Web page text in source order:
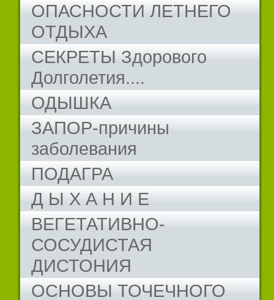
ОПАСНОСТИ ЛЕТНЕГО
ОТДЫХА
СЕКРЕТЫ Здорового
Долголетия....
ОДЫШКА
ЗАПОР-причины
заболевания
ПОДАГРА
Д Ы Х А Н И Е
ВЕГЕТАТИВНО-
СОСУДИСТАЯ
ДИСТОНИЯ
ОСНОВЫ ТОЧЕЧНОГО